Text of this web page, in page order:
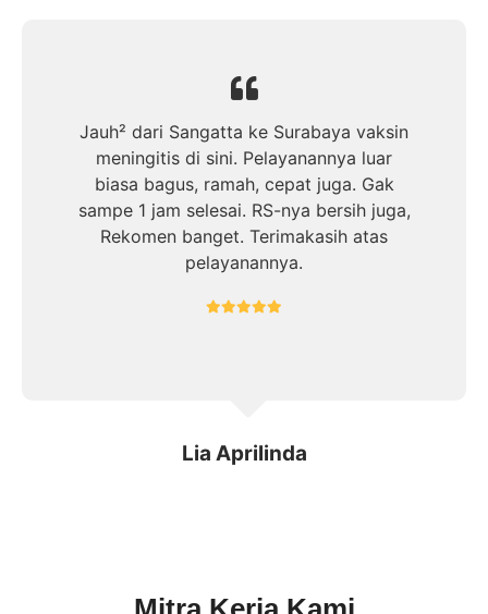
Jauh² dari Sangatta ke Surabaya vaksin
meningitis di sini. Pelayanannya luar
biasa bagus, ramah, cepat juga. Gak
sampe 1 jam selesai. RS-nya bersih juga,
Rekomen banget. Terimakasih atas
pelayanannya.
Lia Aprilinda